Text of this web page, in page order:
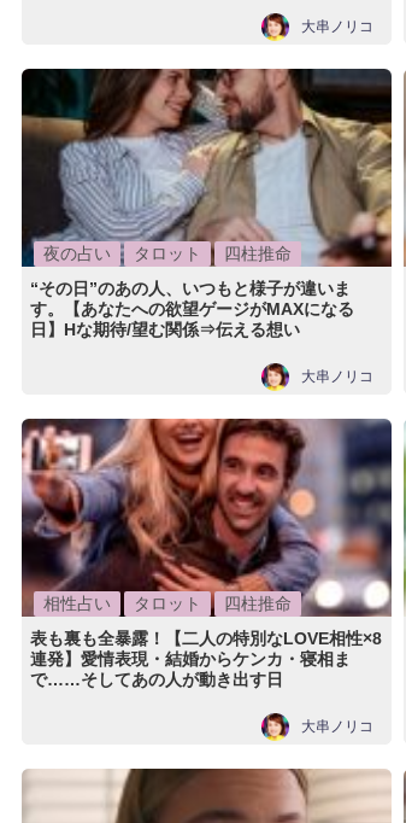
大串ノリコ
夜の占い タロット
四柱推命
“その日”のあの人、いつもと様子が違いま
す。【あなたへの欲望ゲージがMAXになる
日】Hな期待/望む関係⇒伝える想い
大串ノリコ
相性占い タロット
四柱推命
表も裏も全暴露！【二人の特別なLOVE相性×8
連発】愛情表現・結婚からケンカ・寝相ま
で……そしてあの人が動き出す日
大串ノリコ